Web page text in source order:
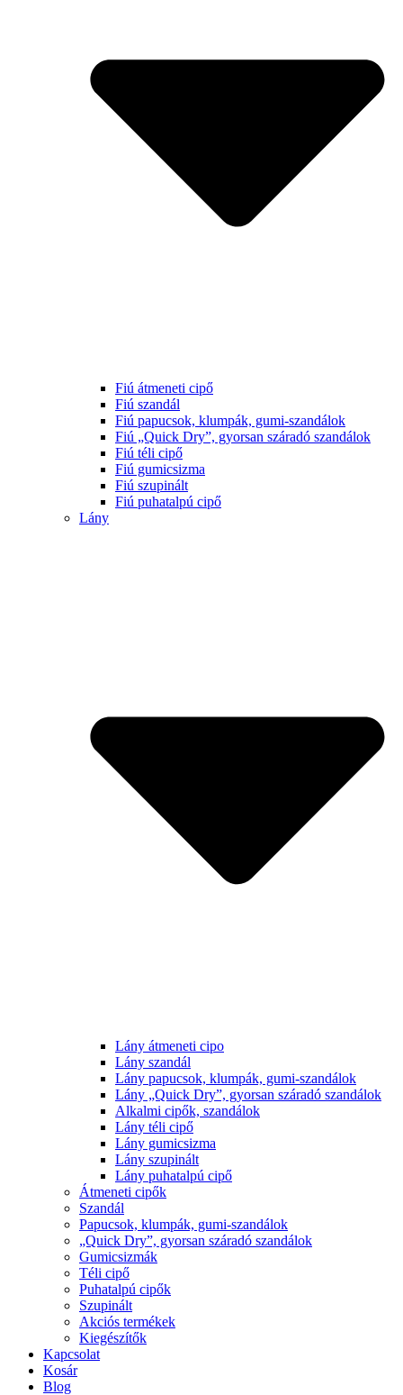
Fiú átmeneti cipő
Fiú szandál
Fiú papucsok, klumpák, gumi-szandálok
Fiú „Quick Dry”, gyorsan száradó szandálok
Fiú téli cipő
Fiú gumicsizma
Fiú szupinált
Fiú puhatalpú cipő
Lány
Lány átmeneti cipo
Lány szandál
Lány papucsok, klumpák, gumi-szandálok
Lány „Quick Dry”, gyorsan száradó szandálok
Alkalmi cipők, szandálok
Lány téli cipő
Lány gumicsizma
Lány szupinált
Lány puhatalpú cipő
Átmeneti cipők
Szandál
Papucsok, klumpák, gumi-szandálok
„Quick Dry”, gyorsan száradó szandálok
Gumicsizmák
Téli cipő
Puhatalpú cipők
Szupinált
Akciós termékek
Kiegészítők
Kapcsolat
Kosár
Blog